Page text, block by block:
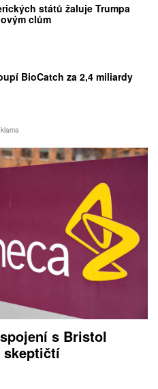
států žaluje Trumpa
clům
BioCatch za 2,4 miliardy
s Bristol
skeptičtí